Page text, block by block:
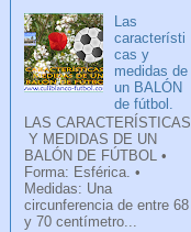
Las
característi
cas y
medidas de
un BALÓN
de fútbol.
LAS CARACTERÍSTICAS
Y MEDIDAS DE UN
BALÓN DE FÚTBOL •
Forma: Esférica. •
Medidas: Una
circunferencia de entre 68
y 70 centímetro...